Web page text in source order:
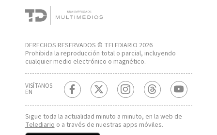
DERECHOS RESERVADOS © TELEDIARIO 2026
Prohibida la reproducción total o parcial, incluyendo
cualquier medio electrónico o magnético.
VISÍTANOS
EN
Sigue toda la actualidad minuto a minuto, en la web de
Telediario o a través de nuestras apps móviles.